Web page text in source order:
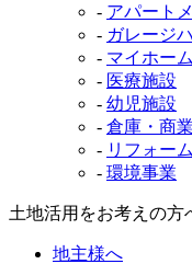
- アパート
- ガレージ
- マイホーム
- 医療施設
- 幼児施設
- 倉庫・商
- リフォーム
- 環境事業
土地活用をお考えの方
地主様へ